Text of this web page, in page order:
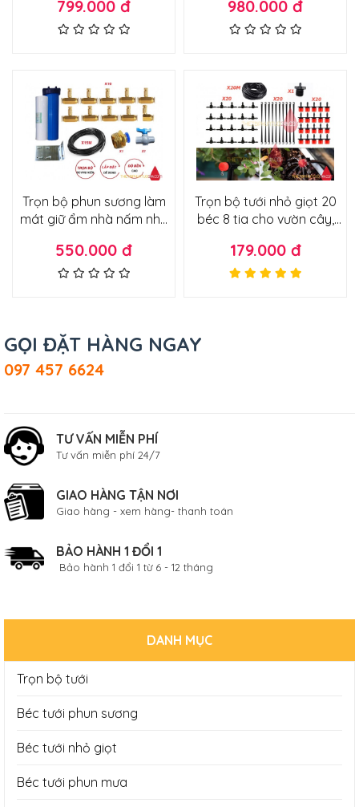
sẵn tủ điện
799.000 đ
khiển bằng điện thoại từ xa
qua wifi cho vườn 20m2-
980.000 đ
Trọn bộ phun sương làm
mát giữ ẩm nhà nấm nhà
quán ăn nhà hàng lắp trực
tiếp vòi nước
550.000 đ
Trọn bộ tưới nhỏ giọt 20
béc 8 tia cho vườn cây,
không cần máy bơm lắp
trực tiếp vòi
179.000 đ
GỌI ĐẶT HÀNG NGAY
097 457 6624
TƯ VẤN MIỄN PHÍ
Tư vấn miễn phí 24/7
GIAO HÀNG TẬN NƠI
Giao hàng - xem hàng- thanh toán
BẢO HÀNH 1 ĐỔI 1
Bảo hành 1 đổi 1 từ 6 - 12 tháng
DANH MỤC
Trọn bộ tưới
Béc tưới phun sương
Béc tưới nhỏ giọt
Béc tưới phun mưa